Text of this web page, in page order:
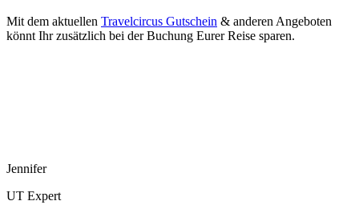
Mit dem aktuellen Travelcircus Gutschein & anderen Angeboten
könnt Ihr zusätzlich bei der Buchung Eurer Reise sparen.
Jennifer
UT Expert